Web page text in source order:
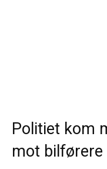
Politiet kom
mot bilførere